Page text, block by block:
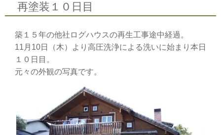
再塗装１０日目
築１５年の他社ログハウスの再生工事途中経過。
11月10日（木）より高圧洗浄による洗いに始まり本日
１０日目。
元々の外観の写真です。